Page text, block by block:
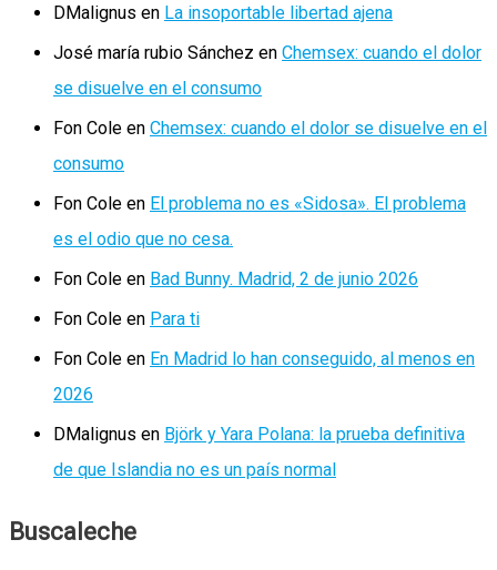
DMalignus en La insoportable libertad ajena
José maría rubio Sánchez en Chemsex: cuando el dolor
se disuelve en el consumo
Fon Cole en Chemsex: cuando el dolor se disuelve en el
consumo
Fon Cole en El problema no es «Sidosa». El problema
es el odio que no cesa.
Fon Cole en Bad Bunny. Madrid, 2 de junio 2026
Fon Cole en Para ti
Fon Cole en En Madrid lo han conseguido, al menos en
2026
DMalignus en Björk y Yara Polana: la prueba definitiva
de que Islandia no es un país normal
Buscaleche